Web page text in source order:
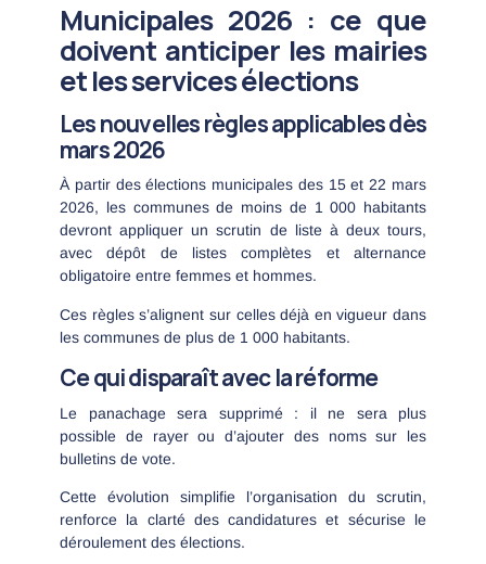
Municipales 2026 : ce que
doivent anticiper les mairies
et les services élections
Les nouvelles règles applicables dès
mars 2026
À partir des élections municipales des 15 et 22 mars
2026, les communes de moins de 1 000 habitants
devront appliquer un scrutin de liste à deux tours,
avec dépôt de listes complètes et alternance
obligatoire entre femmes et hommes.
Ces règles s’alignent sur celles déjà en vigueur dans
les communes de plus de 1 000 habitants.
Ce qui disparaît avec la réforme
Le panachage sera supprimé : il ne sera plus
possible de rayer ou d’ajouter des noms sur les
bulletins de vote.
Cette évolution simplifie l’organisation du scrutin,
renforce la clarté des candidatures et sécurise le
déroulement des élections.